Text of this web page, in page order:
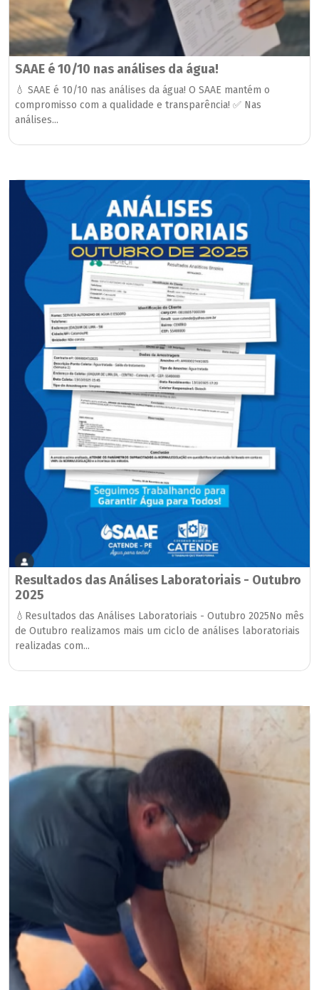
SAAE é 10/10 nas análises da água!
💧 SAAE é 10/10 nas análises da água! O SAAE mantém o
compromisso com a qualidade e transparência! ✅ Nas
análises...
Resultados das Análises Laboratoriais - Outubro
2025
💧Resultados das Análises Laboratoriais - Outubro 2025No mês
de Outubro realizamos mais um ciclo de análises laboratoriais
realizadas com...